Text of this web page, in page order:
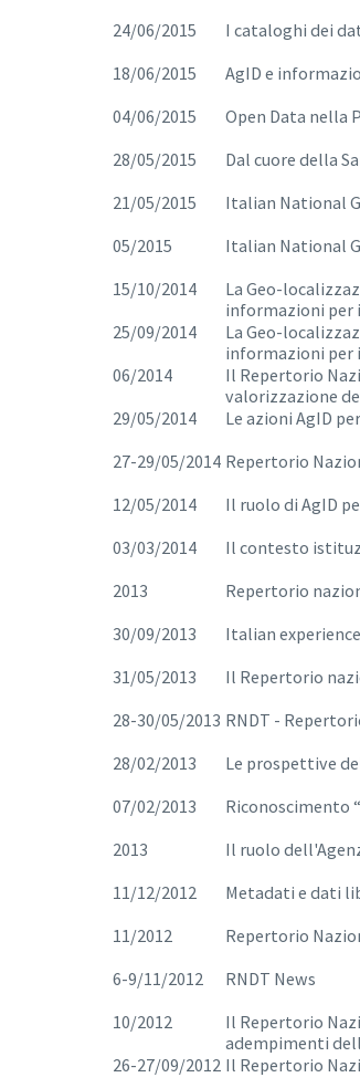
24/06/2015
I cataloghi dei
18/06/2015
AgID e
04/06/2015
Open Data nella
28/05/2015
Dal cuore della
21/05/2015
Italian National
05/2015
Italian National
15/10/2014
La Geo-
informazioni per
25/09/2014
La Geo-
informazioni per
06/2014
Il Repertorio
valorizzazione
29/05/2014
Le azioni AgID
27-29/05/2014 Repertorio
12/05/2014
Il ruolo di AgID
03/03/2014
Il contesto
2013
Repertorio
30/09/2013
Italian
31/05/2013
Il Repertorio
28-30/05/2013 RNDT -
28/02/2013
Le prospettive
07/02/2013
Riconoscimento
2013
Il ruolo
11/12/2012
Metadati e dati
11/2012
Repertorio
6-9/11/2012
RNDT News
10/2012
Il Repertorio
adempimenti
26-27/09/2012 Il Repertorio